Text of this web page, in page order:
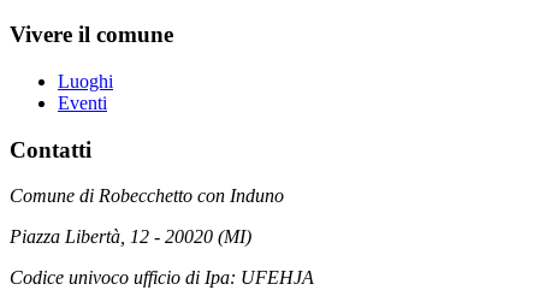
Vivere il comune
Luoghi
Eventi
Contatti
Comune di Robecchetto con Induno
Piazza Libertà, 12 - 20020 (MI)
Codice univoco ufficio di Ipa: UFEHJA